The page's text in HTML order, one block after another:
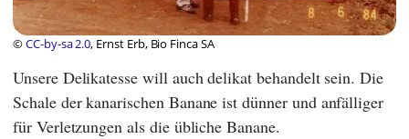
©CC-by-sa 2.0, Ernst Erb, Bio Finca SA
Unsere Delikatesse will auch delikat behandelt sein. Die
Schale der kanarischen Banane ist dünner und anfälliger
für Verletzungen als die übliche Banane.